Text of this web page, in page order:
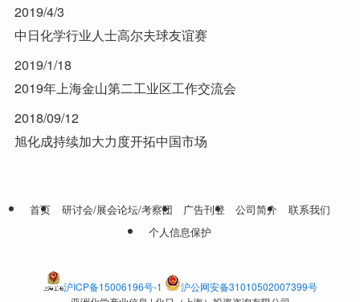
2019/4/3
中日化学行业人士高尔夫球友谊赛
2019/1/18
2019年上海金山第二工业区工作交流会
2018/09/12
旭化成持续加大力度开拓中国市场
首页 研讨会/展会论坛/考察团 广告刊登 公司简介
联系我们
个人信息保护
沪ICP备15006196号-1
沪公网安备31010502007399号